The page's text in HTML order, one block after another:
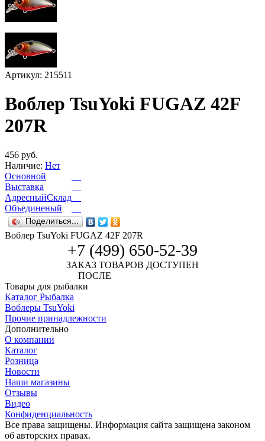
Артикул: 215511
Воблер TsuYoki FUGAZ 42F
207R
456 руб.
Наличие: Нет
Основной
Выставка
АдресныйСклад
Объединеный
Поделиться...
Воблер TsuYoki FUGAZ 42F 207R
+7 (499) 650-52-39
ЗАКАЗ ТОВАРОВ ДОСТУПЕН
ПОСЛЕ
Товары для рыбалки
Каталог Рыбалка
Воблеры TsuYoki
Прочие принадлежности
Дополнительно
О компании
Каталог
Розница
Новости
Наши магазины
Отзывы
Видео
Конфиденциальность
Все права защищены. Информация сайта защищена законом
об авторских правах.